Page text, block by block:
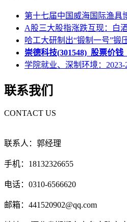
第十七届中国威海国际渔具
A股三大股指涨跌互现：白
哈工大研制出“锻制一号”锻
崇德科技(301548)_股票价
学院就业、深制环境：
联系我们
CONTACT US
联系人：郭经理
手机：18132326655
电话：0310-6566620
邮箱：441520902@qq.com